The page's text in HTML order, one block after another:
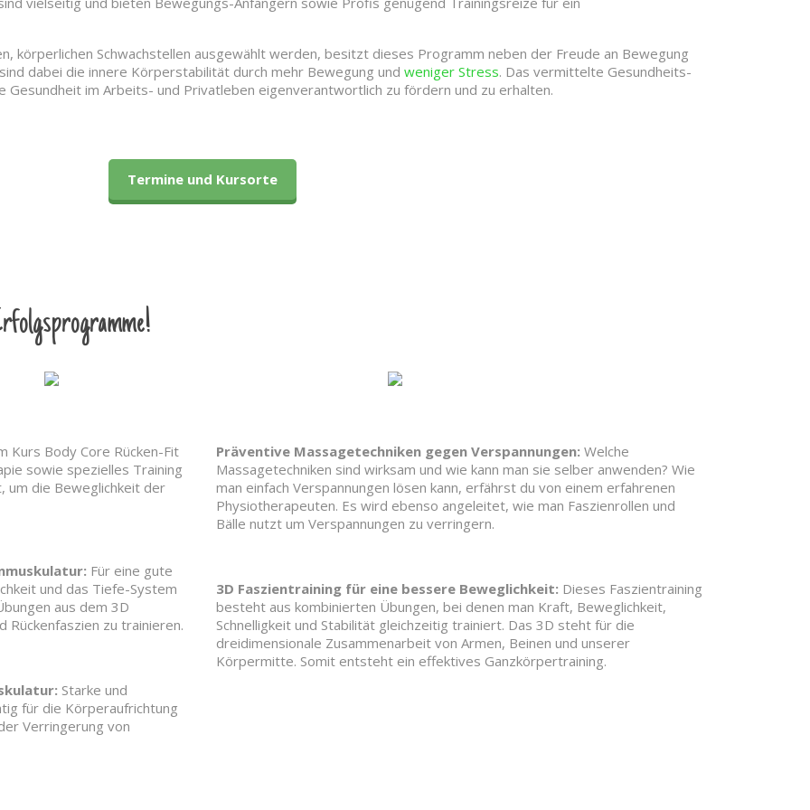
körperlichen Schwachstellen ausgewählt werden, besitzt dieses Programm neben der Freude an Bewegung
dabei die innere Körperstabilität durch mehr Bewegung und weniger Stress. Das vermittelte Gesundheits-
Gesundheit im Arbeits- und Privatleben eigenverantwortlich zu fördern und zu erhalten.
Termine und Kursorte
Kurs Body Core Rücken-Fit
sowie spezielles Training
die Beweglichkeit der
Für eine gute
und das Tiefe-System
aus dem 3D
Rückenfaszien zu trainieren.
Starke und
für die Körperaufrichtung
Verringerung von
Präventive Massagetechniken gegen Verspannungen: Welche
Massagetechniken sind wirksam und wie kann man sie selber anwenden? Wie
man einfach Verspannungen lösen kann, erfährst du von einem erfahrenen
Physiotherapeuten. Es wird ebenso angeleitet, wie man Faszienrollen und
Bälle nutzt um Verspannungen zu verringern.
3D Faszientraining für eine bessere Beweglichkeit: Dieses Faszientraining
besteht aus kombinierten Übungen, bei denen man Kraft, Beweglichkeit,
Schnelligkeit und Stabilität gleichzeitig trainiert. Das 3D steht für die
dreidimensionale Zusammenarbeit von Armen, Beinen und unserer
Körpermitte. Somit entsteht ein effektives Ganzkörpertraining.